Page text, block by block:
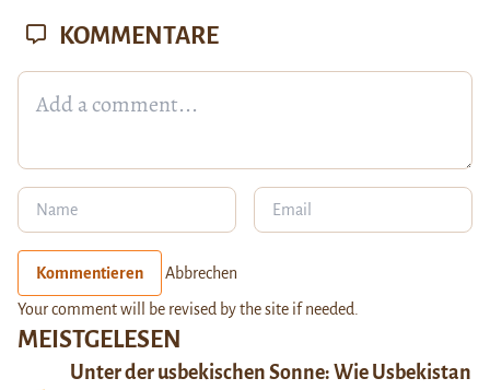
MEISTGELESEN
Unter der usbekischen Sonne: Wie Usbekistan
KOMMENTARE
Kommentieren Abbrechen
Your comment will be revised by the site if needed.